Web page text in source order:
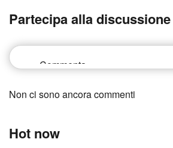
Partecipa alla discussione
Non ci sono ancora commenti
Hot now